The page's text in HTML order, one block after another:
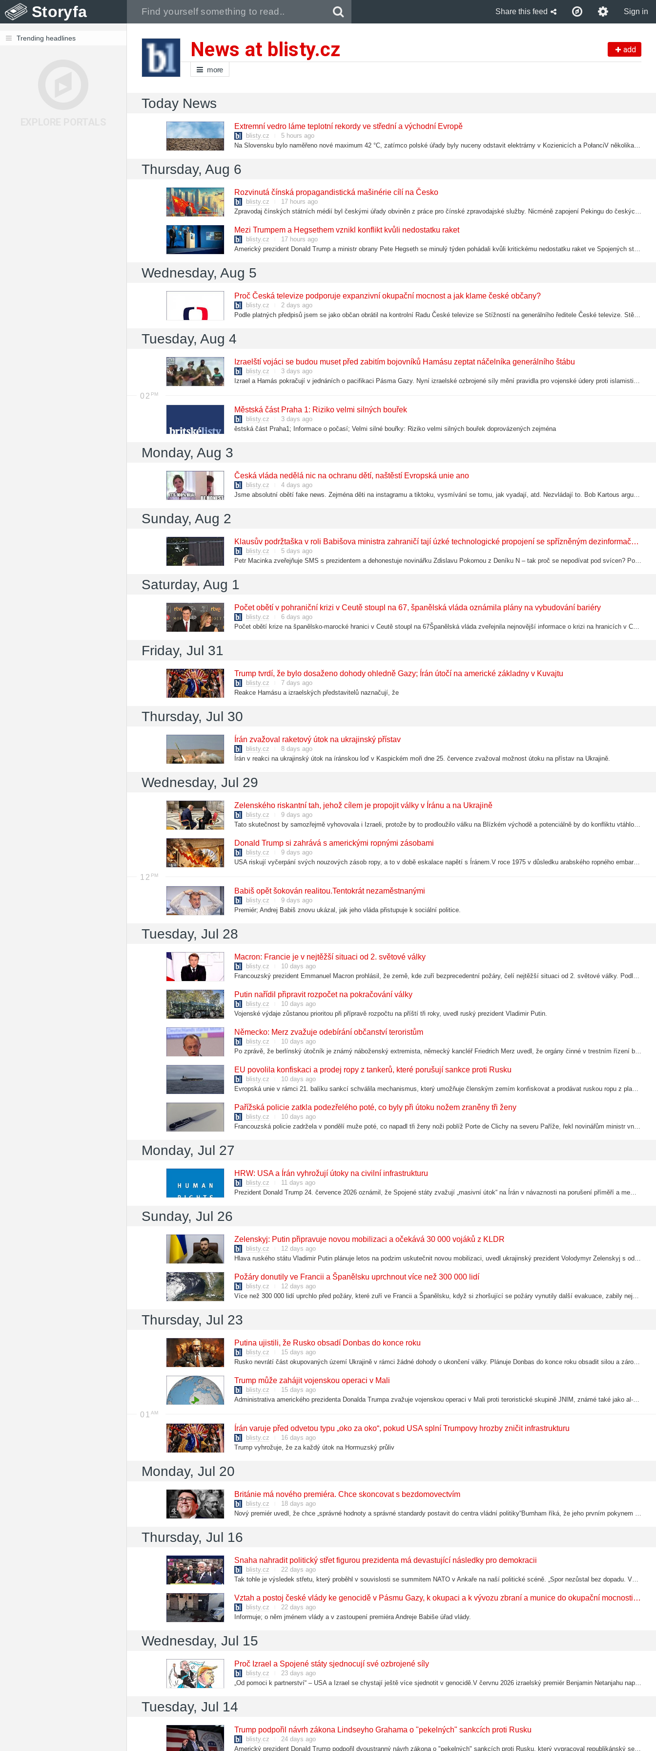
Storyfa Share this feed Sign in
Trending headlines News at blisty.cz add
more
Today News
Extremní vedro láme teplotní rekordy ve střední a východní Evropě
blisty.cz
5 hours ago
Na Slovensku bylo naměřeno nové maximum 42 °C, zatímco polské úřady byly nuceny odstavit elektrárny v Kozienicích a PołanciV několika zemích střední a východní Evropy padly teplotní rekordy, zatímco extrémní počasí, které na celém…
Thursday, Aug 6
Rozvinutá čínská propagandistická mašinérie cílí na Česko
blisty.cz
17 hours ago
Zpravodaj čínských státních médií byl českými úřady obviněn z práce pro čínské zpravodajské služby. Nicméně zapojení Pekingu do českých médií sahá daleko za hranice špionážních kauz.
Mezi Trumpem a Hegsethem vznikl konflikt kvůli nedostatku raket
blisty.cz
17 hours ago
Americký prezident Donald Trump a ministr obrany Pete Hegseth se minulý týden pohádali kvůli kritickému nedostatku raket ve Spojených státech.
Wednesday, Aug 5
Proč Česká televize podporuje expanzivní okupační mocnost a jak klame české občany?
blisty.cz
2 days ago
Podle platných předpisů jsem se jako občan obrátil na kontrolní Radu České televize se Stížností na generálního ředitele České televize. Stěžuji si na porušování zákonných povinností veřejnoprávního média a
Tuesday, Aug 4
Izraelští vojáci se budou muset před zabitím bojovníků Hamásu zeptat náčelníka generálního štábu
blisty.cz
3 days ago
Izrael a Hamás pokračují v jednáních o pacifikaci Pásma Gazy. Nyní izraelské ozbrojené síly mění pravidla pro vojenské údery proti islamistickým představitelům.
02
Městská část Praha 1: Riziko velmi silných bouřek
blisty.cz
3 days ago
ěstská část Praha1; Informace o počasí; Velmi silné bouřky: Riziko velmi silných bouřek doprovázených zejména
Monday, Aug 3
Česká vláda nedělá nic na ochranu dětí, naštěstí Evropská unie ano
blisty.cz
4 days ago
Jsme absolutní obětí fake news. Zejména děti na instagramu a tiktoku, vysmívání se tomu, jak vyadají, atd. Nezvládají to. Bob Kartous argumentuje, že česká vláda je absolutně neschopná a projevuje nezájem na ochranu dětí cokoliv udělat.…
Sunday, Aug 2
Klausův podržtaška v roli Babišova ministra zahraničí tají úzké technologické propojení se spřízněným dezinformačním zdrojem
blisty.cz
5 days ago
Petr Macinka zveřejňuje SMS s prezidentem a dehonestuje novinářku Zdislavu Pokornou z Deníku N – tak proč se nepodívat pod svícen? Pozn. Bohumila Kartouse: XTV se prezentuje jako internetová televize, v zásadě jde o propagandistický zdroj…
Saturday, Aug 1
Počet obětí v pohraniční krizi v Ceutě stoupl na 67, španělská vláda oznámila plány na vybudování bariéry
blisty.cz
6 days ago
Počet obětí krize na španělsko-marocké hranici v Ceutě stoupl na 67Španělská vláda zveřejnila nejnovější informace o krizi na hranicích v Ceutě; úředníci uvedli, že počet obětí stoupl na 67.
Friday, Jul 31
Trump tvrdí, že bylo dosaženo dohody ohledně Gazy; Írán útočí na americké základny v Kuvajtu
blisty.cz
7 days ago
Reakce Hamásu a izraelských představitelů naznačují, že
Thursday, Jul 30
Írán zvažoval raketový útok na ukrajinský přístav
blisty.cz
8 days ago
Írán v reakci na ukrajinský útok na íránskou loď v Kaspickém moři dne 25. července zvažoval možnost útoku na přístav na Ukrajině.
Wednesday, Jul 29
Zelenského riskantní tah, jehož cílem je propojit války v Íránu a na Ukrajině
blisty.cz
9 days ago
Tato skutečnost by samozřejmě vyhovovala i Izraeli, protože by to prodloužilo válku na Blízkém východě a potenciálně by do konfliktu vtáhlo i evropské vlády.S příjezdem ukrajinského prezidenta Volodymyra Zelenského do Washingtonu mnoho…
Donald Trump si zahrává s americkými ropnými zásobami
blisty.cz
9 days ago
USA riskují vyčerpání svých nouzových zásob ropy, a to v době eskalace napětí s Íránem.V roce 1975 v důsledku arabského ropného embarga z roku 1973 podepsal prezident Gerald Ford zákon o energetické politice a úsporách energie (Energy…
12
Babiš opět šokován realitou.Tentokrát nezaměstnanými
blisty.cz
9 days ago
Premiér; Andrej Babiš znovu ukázal, jak jeho vláda přistupuje k sociální politice.
Tuesday, Jul 28
Macron: Francie je v nejtěžší situaci od 2. světové války
blisty.cz
10 days ago
Francouzský prezident Emmanuel Macron prohlásil, že země, kde zuří bezprecedentní požáry, čelí nejtěžší situaci od 2. světové války. Podle něj už vyhořelo více než 160 000 lidí.
Putin nařídil připravit rozpočet na pokračování války
blisty.cz
10 days ago
Vojenské výdaje zůstanou prioritou při přípravě rozpočtu na příští tři roky, uvedl ruský prezident Vladimir Putin.
Německo: Merz zvažuje odebírání občanství teroristům
blisty.cz
10 days ago
Po zprávě, že berlínský útočník je známý náboženský extremista, německý kancléř Friedrich Merz uvedl, že orgány činné v trestním řízení by měly udělat vše pro to, aby "co nejvíce omezily svobodu pohybu takových potenciálních pachatelů".
EU povolila konfiskaci a prodej ropy z tankerů, které porušují sankce proti Rusku
blisty.cz
10 days ago
Evropská unie v rámci 21. balíku sankcí schválila mechanismus, který umožňuje členským zemím konfiskovat a prodávat ruskou ropu z plavidel "stínových flotil", která se snaží obejít sankce. Příslušné nařízení Rady EU je zveřejněno v Úředním…
Pařížská policie zatkla podezřelého poté, co byly při útoku nožem zraněny tři ženy
blisty.cz
10 days ago
Francouzská policie zadržela v pondělí muže poté, co napadl tři ženy noži poblíž Porte de Clichy na severu Paříže, řekl novinářům ministr vnitra Laurent Núñez. Muž napadl tři ženy, které byly ve věku 19, 24 a 36 let, dvěma kuchyňskými noži…
Monday, Jul 27
HRW: USA a Írán vyhrožují útoky na civilní infrastrukturu
blisty.cz
11 days ago
Prezident Donald Trump 24. července 2026 oznámil, že Spojené státy zvažují „masivní útok“ na Írán v návaznosti na porušení příměří a memoranda o porozumění mezi USA a Íránem. Vedoucí představitelé USA a Íránu vyhrožují odvetnými útoky na…
Sunday, Jul 26
Zelenskyj: Putin připravuje novou mobilizaci a očekává 30 000 vojáků z KLDR
blisty.cz
12 days ago
Hlava ruského státu Vladimir Putin plánuje letos na podzim uskutečnit novou mobilizaci, uvedl ukrajinský prezident Volodymyr Zelenskyj s odkazem na zpravodajská data.
Požáry donutily ve Francii a Španělsku uprchnout více než 300 000 lidí
blisty.cz
12 days ago
Více než 300 000 lidí uprchlo před požáry, které zuří ve Francii a Španělsku, když si zhoršující se požáry vynutily další evakuace, zabily nejméně tři osoby a přiměly úřady varovat před "těžkou nocí", kdy ohni vyvolané víry rozdmýchávají…
Thursday, Jul 23
Putina ujistili, že Rusko obsadí Donbas do konce roku
blisty.cz
15 days ago
Rusko nevrátí část okupovaných území Ukrajině v rámci žádné dohody o ukončení války. Plánuje Donbas do konce roku obsadit silou a zároveň získat kontrolu nad územími Sumské a Charkovské oblasti poblíž hranic, aby tam vytvořila nárazníkové…
Trump může zahájit vojenskou operaci v Mali
blisty.cz
15 days ago
Administrativa amerického prezidenta Donalda Trumpa zvažuje vojenskou operaci v Mali proti teroristické skupině JNIM, známé také jako al-Kájda v Sahelu.
01
Írán varuje před odvetou typu „oko za oko“, pokud USA splní Trumpovy hrozby zničit infrastrukturu
blisty.cz
16 days ago
Trump vyhrožuje, že za každý útok na Hormuzský průliv
Monday, Jul 20
Británie má nového premiéra. Chce skoncovat s bezdomovectvím
blisty.cz
18 days ago
Nový premiér uvedl, že chce „správné hodnoty a správné standardy postavit do centra vládní politiky“Burnham říká, že jeho prvním pokynem jako premiéra bude skoncovat s přespáváním na uliciBurnham hovořil o některých svých ambicích.Pomůžeme
Thursday, Jul 16
Snaha nahradit politický střet figurou prezidenta má devastující následky pro demokracii
blisty.cz
22 days ago
Tak tohle je výsledek střetu, který proběhl v souvislosti se summitem NATO v Ankaře na naší politické scéně. „Spor nezůstal bez dopadu. Vnímání prezidenta Petra Pavla se zlepšilo u 23 procent lidí a zhoršilo u 34 procent. U vlády Andreje…
Vztah a postoj české vlády ke genocidě v Pásmu Gazy, k okupaci a k vývozu zbraní a munice do okupační mocnosti Izraele je ostudně výmluvný
blisty.cz
22 days ago
Informuje; o něm jménem vlády a v zastoupení premiéra Andreje Babiše úřad vlády.
Wednesday, Jul 15
Proč Izrael a Spojené státy sjednocují své ozbrojené síly
blisty.cz
23 days ago
„Od pomoci k partnerství“ – USA a Izrael se chystají ještě více sjednotit v genocidě.V červnu 2026 izraelský premiér Benjamin Netanjahu napsal republikánskému kongresmanovi Marlinu Stutzmanovi z Kalifornie, že „nyní nastal pro Izrael čas,…
Tuesday, Jul 14
Trump podpořil návrh zákona Lindseyho Grahama o "pekelných" sankcích proti Rusku
blisty.cz
24 days ago
Americký prezident Donald Trump podpořil dvoustranný návrh zákona o "pekelných" sankcích proti Rusku, který vypracoval republikánský senátor Lindsey Graham, řekla mluvčí Bílého domu.
Pull down to refresh..